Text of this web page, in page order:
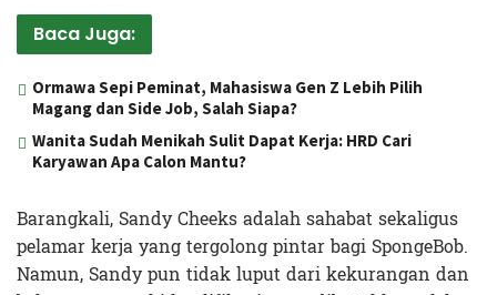
Baca Juga:
Ormawa Sepi Peminat, Mahasiswa Gen Z Lebih Pilih
Magang dan Side Job, Salah Siapa?
Wanita Sudah Menikah Sulit Dapat Kerja: HRD Cari
Karyawan Apa Calon Mantu?
Barangkali, Sandy Cheeks adalah sahabat sekaligus
pelamar kerja yang tergolong pintar bagi SpongeBob.
Namun, Sandy pun tidak luput dari kekurangan dan